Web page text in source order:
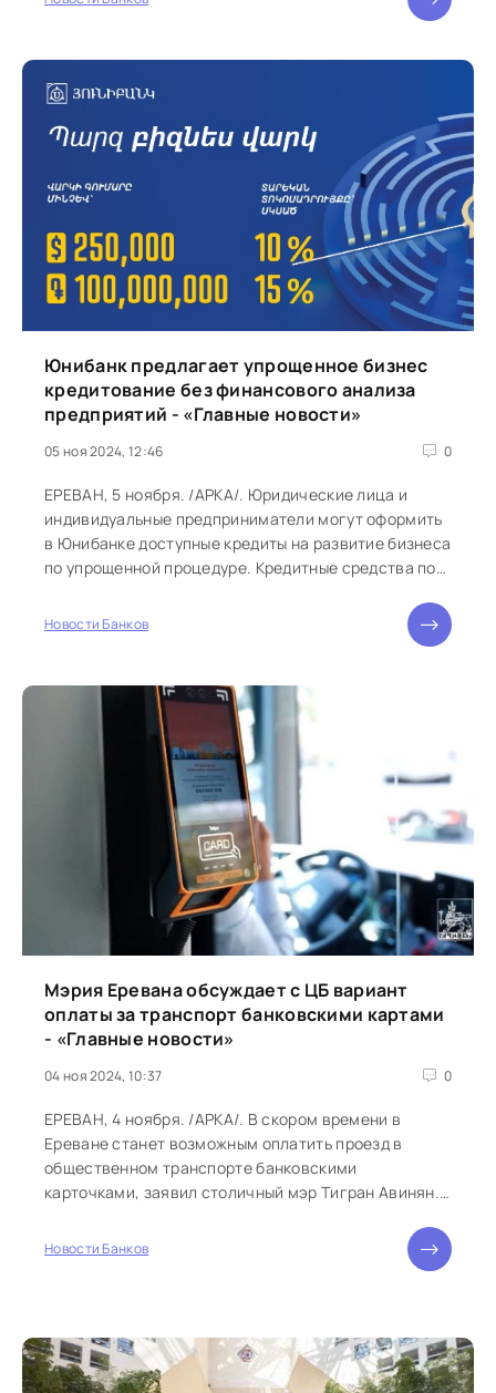
Юнибанк предлагает упрощенное бизнес
кредитование без финансового анализа
предприятий - «Главные новости»
05 ноя 2024, 12:46 0
ЕРЕВАН, 5 ноября. /АРКА/. Юридические лица и
индивидуальные предприниматели могут оформить
в Юнибанке доступные кредиты на развитие бизнеса
по упрощенной процедуре. Кредитные средства по
Новости Банков
Мэрия Еревана обсуждает с ЦБ вариант
оплаты за транспорт банковскими картами
- «Главные новости»
04 ноя 2024, 10:37 0
ЕРЕВАН, 4 ноября. /АРКА/. В скором времени в
Ереване станет возможным оплатить проезд в
общественном транспорте банковскими
карточками, заявил столичный мэр Тигран Авинян.
Новости Банков